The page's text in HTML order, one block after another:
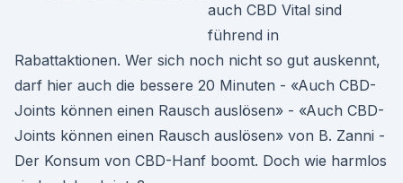
auch CBD Vital sind
führend in
Rabattaktionen. Wer sich noch nicht so gut auskennt,
darf hier auch die bessere 20 Minuten - «Auch CBD-
Joints können einen Rausch auslösen» - «Auch CBD-
Joints können einen Rausch auslösen» von B. Zanni -
Der Konsum von CBD-Hanf boomt. Doch wie harmlos